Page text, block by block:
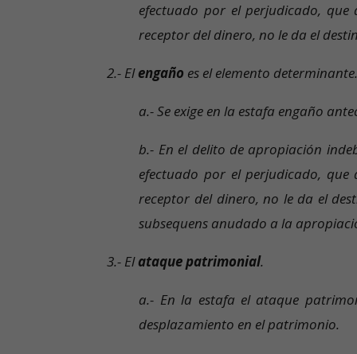
efectuado por el perjudicado, que
receptor del dinero, no le da el
2.- Elengaño es el elemento determinante.
a.- Se exige en la estafa engaño
b.- En el delito de apropiación
efectuado por el perjudicado, que
receptor del dinero, no le da el
subsequens anudado a la
3.- Elataque patrimonial.
a.- En la estafa el ataque
desplazamiento en el patrimonio.